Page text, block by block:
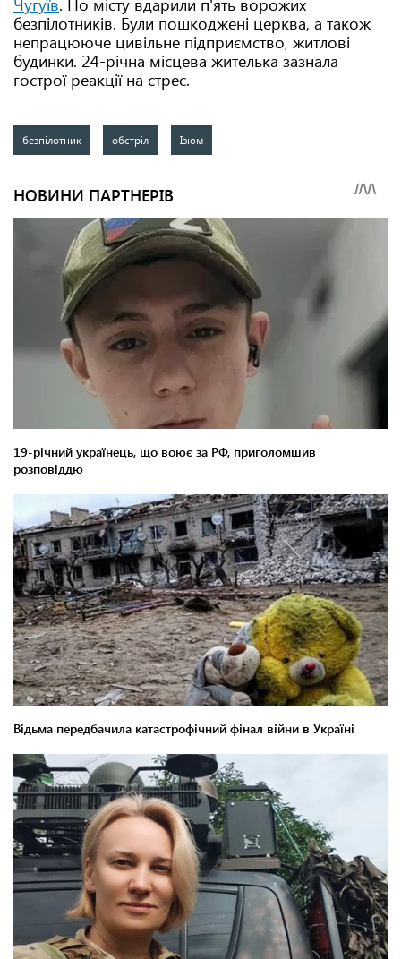
Чугуїв. По місту вдарили п'ять ворожих
безпілотників. Були пошкоджені церква, а також
непрацююче цивільне підприємство, житлові
будинки. 24-річна місцева жителька зазнала
гострої реакції на стрес.
безпілотник обстріл Ізюм